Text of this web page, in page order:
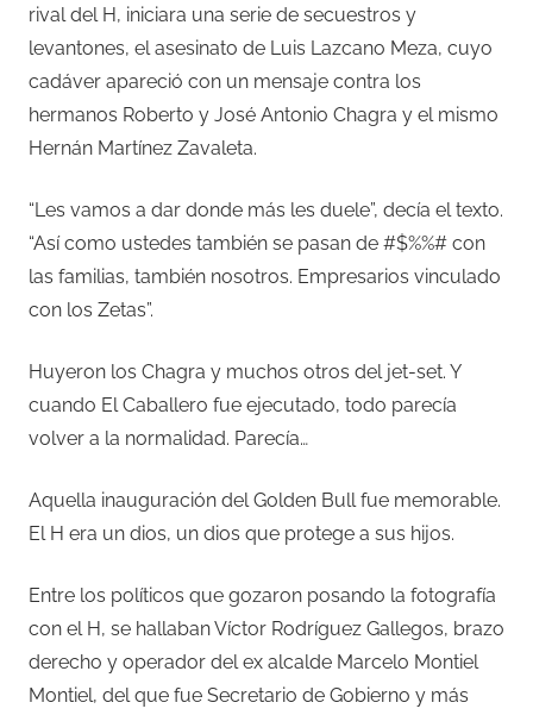
rival del H, iniciara una serie de secuestros y
levantones, el asesinato de Luis Lazcano Meza, cuyo
cadáver apareció con un mensaje contra los
hermanos Roberto y José Antonio Chagra y el mismo
Hernán Martínez Zavaleta.
“Les vamos a dar donde más les duele”, decía el texto.
“Así como ustedes también se pasan de #$%%# con
las familias, también nosotros. Empresarios vinculado
con los Zetas”.
Huyeron los Chagra y muchos otros del jet-set. Y
cuando El Caballero fue ejecutado, todo parecía
volver a la normalidad. Parecía…
Aquella inauguración del Golden Bull fue memorable.
El H era un dios, un dios que protege a sus hijos.
Entre los políticos que gozaron posando la fotografía
con el H, se hallaban Víctor Rodríguez Gallegos, brazo
derecho y operador del ex alcalde Marcelo Montiel
Montiel, del que fue Secretario de Gobierno y más